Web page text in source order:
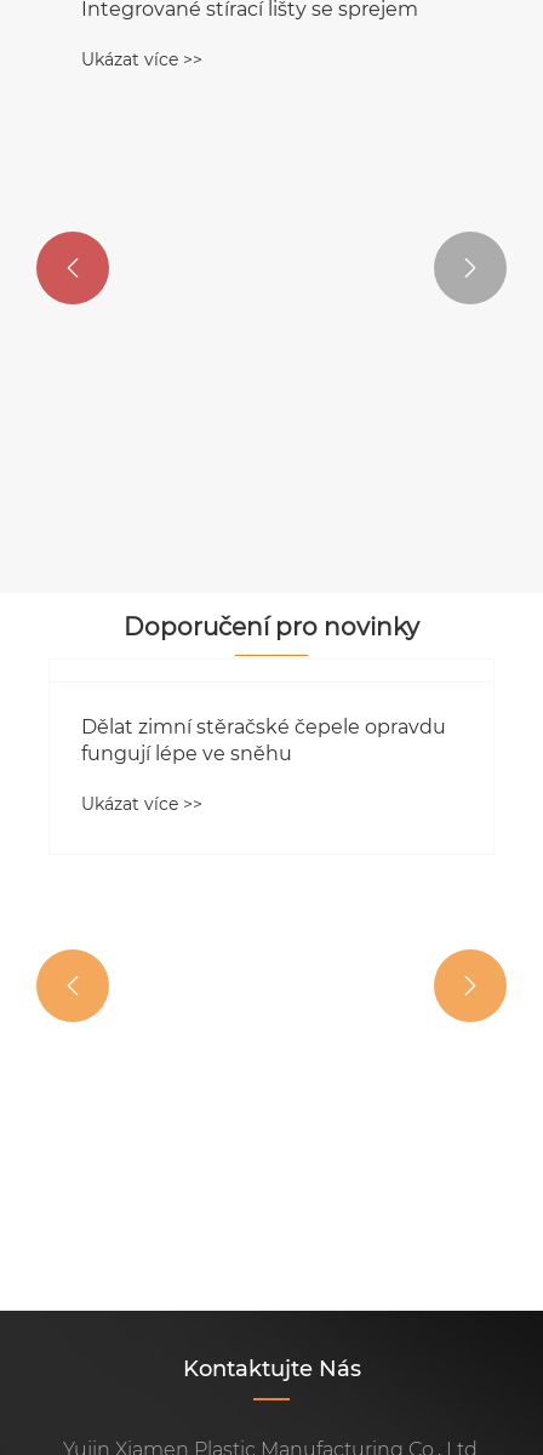
 
Doporučení pro novinky
 
Kontaktujte Nás
Yujin Xiamen Plastic Manufacturing Co., Ltd.